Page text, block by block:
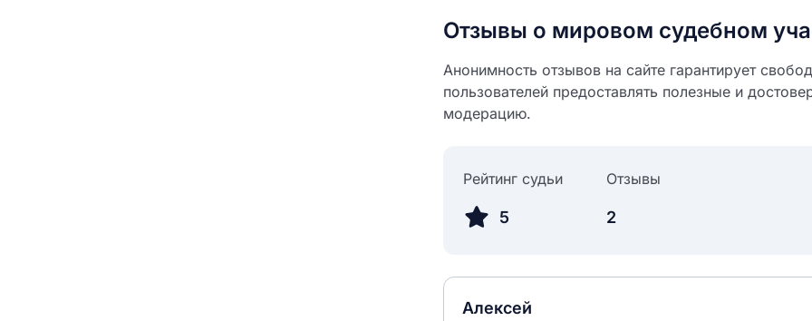
Отзывы о мировом судебном
Анонимность отзывов на сайте гарантирует
пользователей предоставлять полезные и
модерацию.
Рейтинг судьи
5
Отзывы
2
Алексей
разрешить
Ответ на отзыв
Название населенного пункта
НАЙТИ МЕНЯ
СОХРАНИТЬ